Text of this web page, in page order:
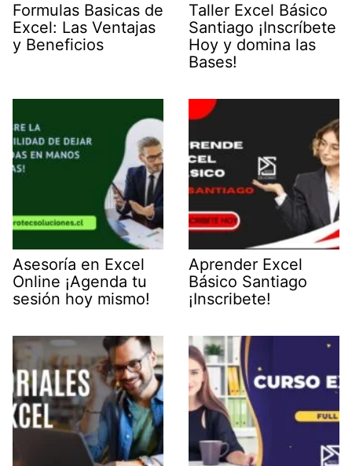
Formulas Basicas de
Excel: Las Ventajas
y Beneficios
Taller Excel Básico
Santiago ¡Inscríbete
Hoy y domina las
Bases!
Asesoría en Excel
Online ¡Agenda tu
sesión hoy mismo!
Aprender Excel
Básico Santiago
¡Inscribete!